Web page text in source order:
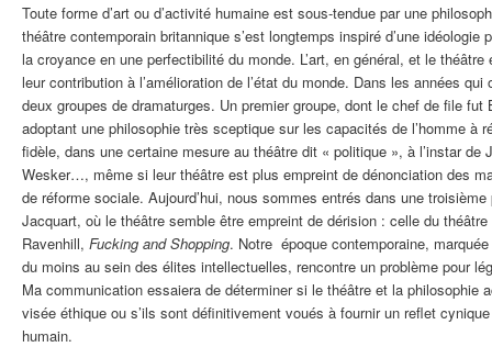
Toute forme d’art ou d’activité humaine est sous-tendue par une
théâtre contemporain britannique s’est longtemps inspiré d’une
la croyance en une perfectibilité du monde. L’art, en général, et le
leur contribution à l’amélioration de l’état du monde. Dans les années
deux groupes de dramaturges. Un premier groupe, dont le chef de file
adoptant une philosophie très sceptique sur les capacités de l’homme à
fidèle, dans une certaine mesure au théâtre dit « politique », à l’instar
Wesker…, même si leur théâtre est plus empreint de dénonciation des
de réforme sociale. Aujourd’hui, nous sommes entrés dans une
Jacquart, où le théâtre semble être empreint de dérision : celle du
Ravenhill, Fucking and Shopping. Notre époque contemporaine,
du moins au sein des élites intellectuelles, rencontre un problème pour
Ma communication essaiera de déterminer si le théâtre et la philosophie
visée éthique ou s’ils sont définitivement voués à fournir un reflet
humain.